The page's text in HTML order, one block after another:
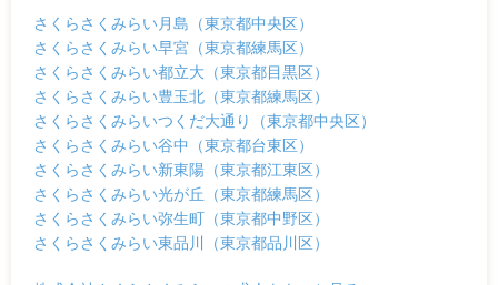
さくらさくみらい月島（東京都中央区）
さくらさくみらい早宮（東京都練馬区）
さくらさくみらい都立大（東京都目黒区）
さくらさくみらい豊玉北（東京都練馬区）
さくらさくみらいつくだ大通り（東京都中央区）
さくらさくみらい谷中（東京都台東区）
さくらさくみらい新東陽（東京都江東区）
さくらさくみらい光が丘（東京都練馬区）
さくらさくみらい弥生町（東京都中野区）
さくらさくみらい東品川（東京都品川区）